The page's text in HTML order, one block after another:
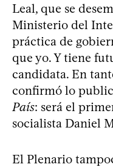
Leal, que se
Ministerio del
práctica de
que yo. Y tiene
candidata. En
confirmó lo
País: será el
socialista Daniel
El Plenario